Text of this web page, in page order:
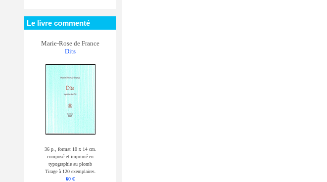
Le livre commenté
Marie-Rose de France
Dits
36 p., format 10 x 14 cm.
composé et imprimé en
typographie au plomb
Tirage à 120 exemplaires.
60 €